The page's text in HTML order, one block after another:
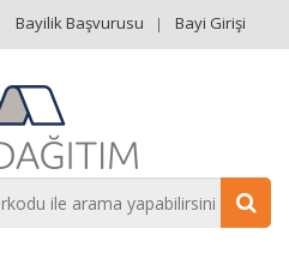
Bayilik Başvurusu Bayi Girişi